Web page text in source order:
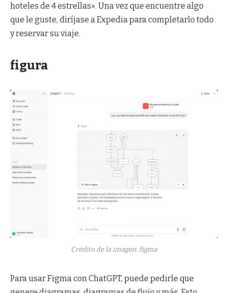
hoteles de 4 estrellas». Una vez que encuentre algo
que le guste, diríjase a Expedia para completarlo todo
y reservar su viaje.
figura
Crédito de la imagen: figma
Para usar Figma con ChatGPT, puede pedirle que